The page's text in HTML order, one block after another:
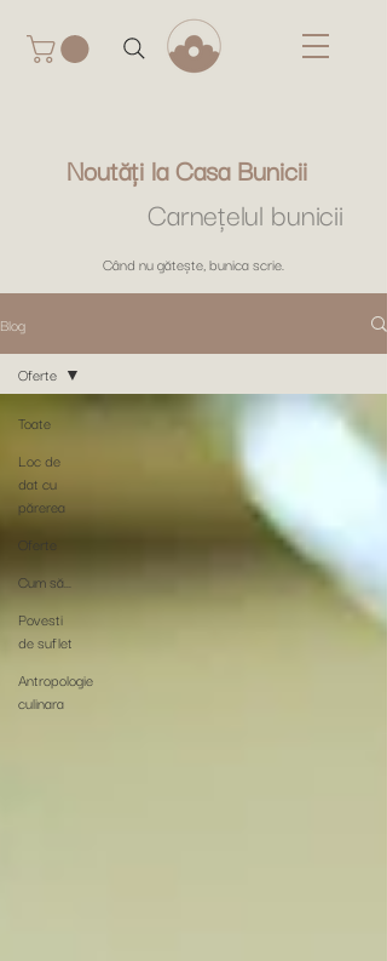
Noutăți la Casa Bunicii
Carnețelul bunicii
Când nu gătește, bunica scrie.
Blog
Toate
Loc de
dat cu
părerea
Oferte
Cum să...
Povesti
de suflet
Antropologie
culinara
Oferte